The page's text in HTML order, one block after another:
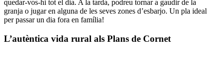
quedar-vos-hi tot el dia. A la tarda, podreu tornar a gaudir de la
granja o jugar en alguna de les seves zones d’esbarjo. Un pla ideal
per passar un dia fora en família!
L’autèntica vida rural als Plans de Cornet